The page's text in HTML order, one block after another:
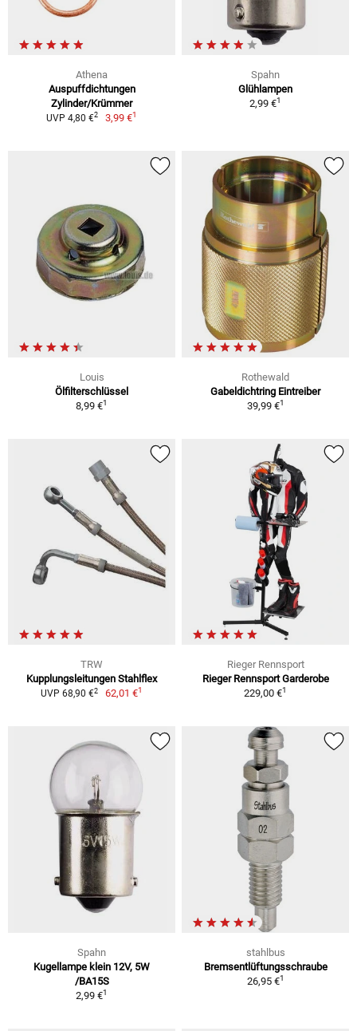
Athena
Auspuffdichtungen
Zylinder/Krümmer
UVP 4,80 €2 3,99 €1
Spahn
Glühlampen
2,99 €1
Louis
Ölfilterschlüssel
8,99 €1
Rothewald
Gabeldichtring Eintreiber
39,99 €1
TRW
Kupplungsleitungen Stahlflex
UVP 68,90 €2 62,01 €1
Rieger Rennsport
Rieger Rennsport Garderobe
229,00 €1
Spahn
Kugellampe klein 12V, 5W
/BA15S
2,99 €1
stahlbus
Bremsentlüftungsschraube
26,95 €1